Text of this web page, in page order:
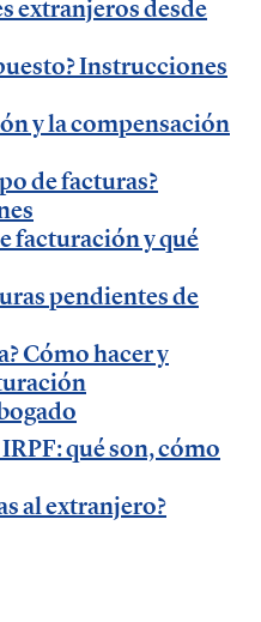
en Accountex
fiscalidad |
| emprendedores
| ADE | pymes |
extranjeros desde
Instrucciones
y la compensación
de facturas?
facturación y qué
pendientes de
Cómo hacer y
qué son, cómo
al extranjero?